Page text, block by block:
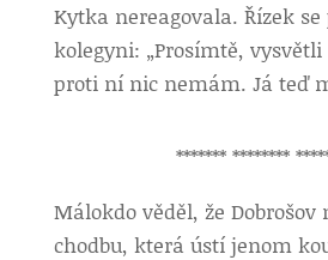
Kytka nereagovala. Řízek
kolegyni: „Prosímtě, vysvětli
proti ní nic nemám. Já teď
******* ********
Málokdo věděl, že
chodbu, která ústí jenom